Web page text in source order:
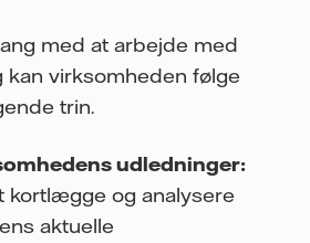
med at arbejde med
kan virksomheden følge
trin.
udledninger:
kortlægge og analysere
aktuelle